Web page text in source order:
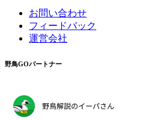
お問い合わせ
フィードバック
運営会社
野鳥GOパートナー